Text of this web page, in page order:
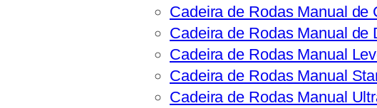
Cadeira de Rodas Manual de
Cadeira de Rodas Manual de
Cadeira de Rodas Manual
Cadeira de Rodas Manual
Cadeira de Rodas Manual